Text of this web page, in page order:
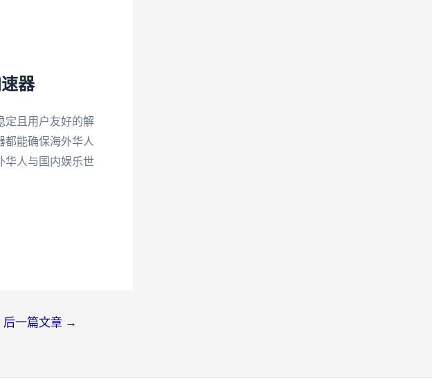
器
定且用户友好的解
都能确保海外华人
华人与国内娱乐世
后一篇文章 →